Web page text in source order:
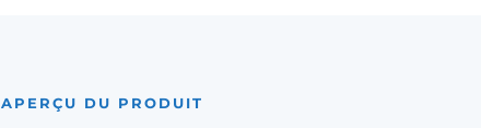
APERÇU DU PRODUIT